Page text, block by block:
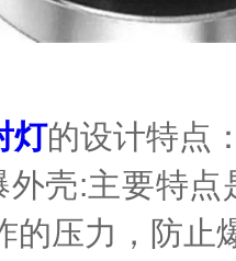
灯的设计特点
:主要特点
的压力，防止